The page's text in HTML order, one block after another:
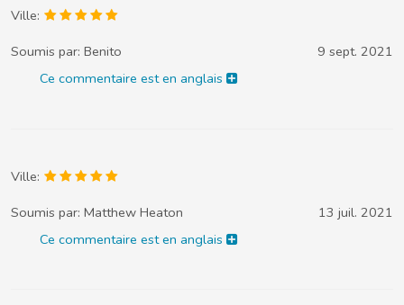
Ville:
Soumis par: Benito
9 sept. 2021
Ce commentaire est en anglais
Ville:
Soumis par: Matthew Heaton
13 juil. 2021
Ce commentaire est en anglais